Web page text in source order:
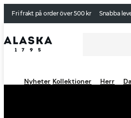
Fri frakt på order över 500 kr Snabba
Nyheter Kollektioner Herr